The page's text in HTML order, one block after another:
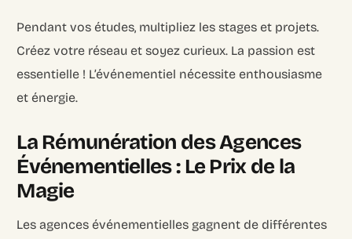
Pendant vos études, multipliez les stages et projets.
Créez votre réseau et soyez curieux. La passion est
essentielle ! L’événementiel nécessite enthousiasme
et énergie.
La Rémunération des Agences
Événementielles : Le Prix de la
Magie
Les agences événementielles gagnent de différentes